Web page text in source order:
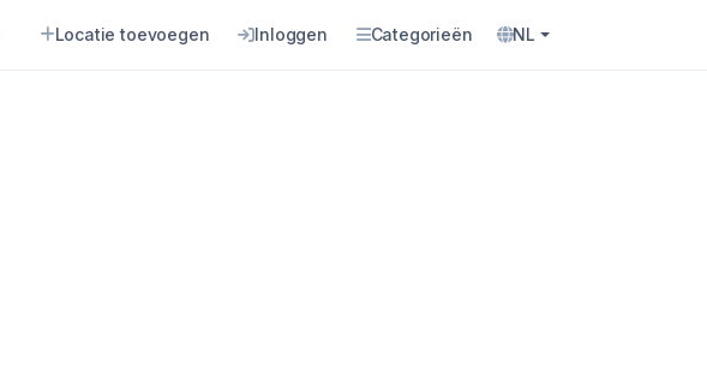
Locatie toevoegen Inloggen Categorieën NL